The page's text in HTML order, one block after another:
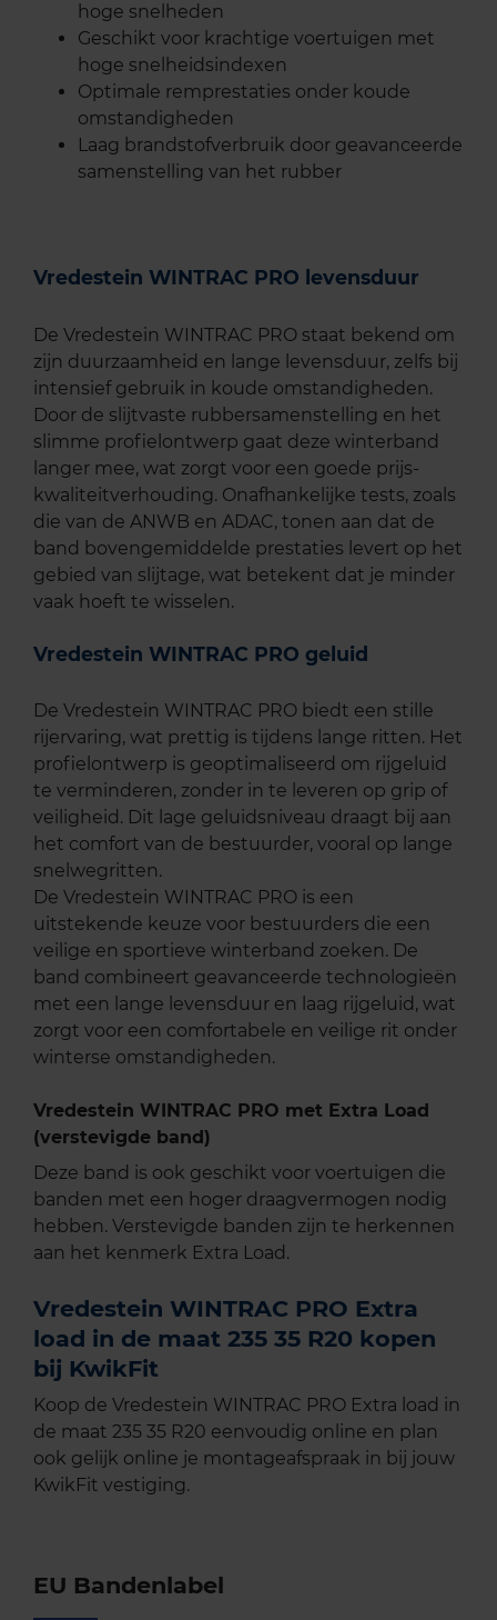
hoge snelheden
Geschikt voor krachtige voertuigen met
hoge snelheidsindexen
Optimale remprestaties onder koude
omstandigheden
Laag brandstofverbruik door geavanceerde
samenstelling van het rubber
Vredestein WINTRAC PRO levensduur
De Vredestein WINTRAC PRO staat bekend om
zijn duurzaamheid en lange levensduur, zelfs bij
intensief gebruik in koude omstandigheden.
Door de slijtvaste rubbersamenstelling en het
slimme profielontwerp gaat deze winterband
langer mee, wat zorgt voor een goede prijs-
kwaliteitverhouding. Onafhankelijke tests, zoals
die van de ANWB en ADAC, tonen aan dat de
band bovengemiddelde prestaties levert op het
gebied van slijtage, wat betekent dat je minder
vaak hoeft te wisselen.
Vredestein WINTRAC PRO geluid
De Vredestein WINTRAC PRO biedt een stille
rijervaring, wat prettig is tijdens lange ritten. Het
profielontwerp is geoptimaliseerd om rijgeluid
te verminderen, zonder in te leveren op grip of
veiligheid. Dit lage geluidsniveau draagt bij aan
het comfort van de bestuurder, vooral op lange
snelwegritten.
De Vredestein WINTRAC PRO is een
uitstekende keuze voor bestuurders die een
veilige en sportieve winterband zoeken. De
band combineert geavanceerde technologieën
met een lange levensduur en laag rijgeluid, wat
zorgt voor een comfortabele en veilige rit onder
winterse omstandigheden.
Vredestein WINTRAC PRO met Extra Load
(verstevigde band)
Deze band is ook geschikt voor voertuigen die
banden met een hoger draagvermogen nodig
hebben. Verstevigde banden zijn te herkennen
aan het kenmerk Extra Load.
Vredestein WINTRAC PRO Extra
load in de maat 235 35 R20 kopen
bij KwikFit
Koop de Vredestein WINTRAC PRO Extra load in
de maat 235 35 R20 eenvoudig online en plan
ook gelijk online je montageafspraak in bij jouw
KwikFit vestiging.
EU Bandenlabel